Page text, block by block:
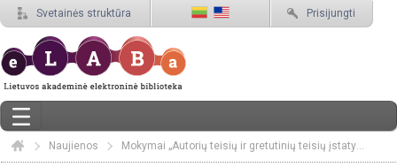
Svetainės struktūra Prisijungti
Elaba
Naujienos Mokymai „Autorių teisių ir gretutinių teisių įstatymas ir jo praktinis taikymas el. leidyboje ir bibliotekose“